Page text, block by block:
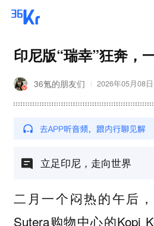
印尼版“瑞幸”狂奔，
36氪的朋友们 2026年05月08
立足印尼，走向世界
二月一个闷热的午后
Sutera购物中心的Kopi